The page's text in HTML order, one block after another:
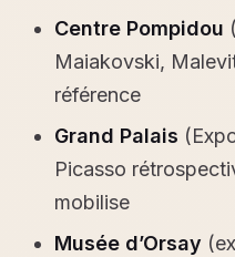
Centre Pompidou
Maiakovski,
référence
Grand Palais
Picasso
mobilise
Musée d’Orsay